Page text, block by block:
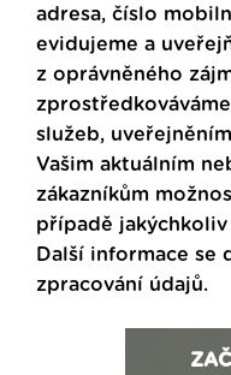
adresa, číslo
evidujeme a
z oprávněného
služeb,
Vašim aktuálním
zákazníkům
případě
Další informace se
zpracování údajů.